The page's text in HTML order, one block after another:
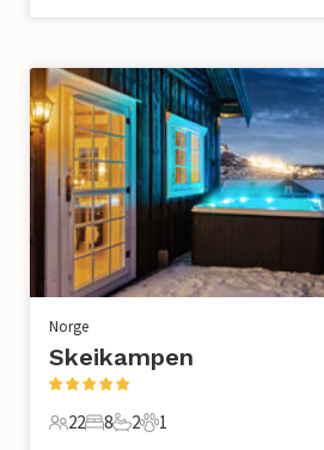
Norge
Skeikampen
22 Gjester
22
8 Soverom
8
2 Bad
2
1 Kjæledyr
1